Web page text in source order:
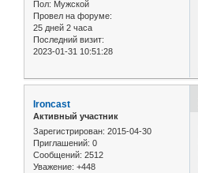
Пол: Мужской
Провел на форуме:
25 дней 2 часа
Последний визит:
2023-01-31 10:51:28
Ironcast
Активный участник
Зарегистрирован: 2015-04-30
Приглашений: 0
Сообщений: 2512
Уважение: +448